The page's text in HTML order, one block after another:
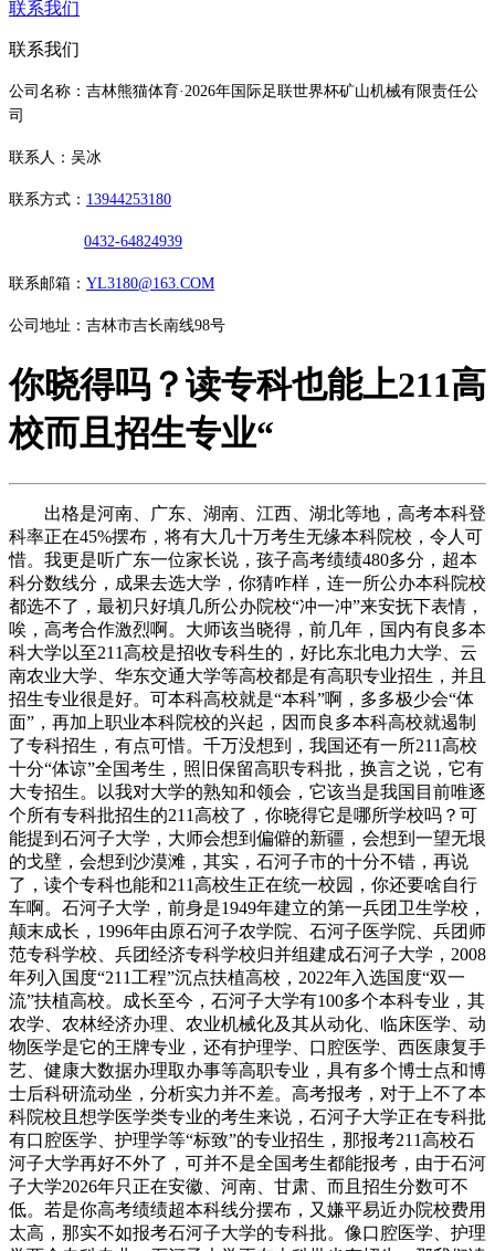
联系我们
联系我们
公司名称：吉林熊猫体育·2026年国际足联世界杯矿山机械有限责任公
司
联系人：吴冰
联系方式： 13944253180
0432-64824939
联系邮箱： YL3180@163.COM
公司地址：吉林市吉长南线98号
你晓得吗？读专科也能上211高
校而且招生专业“
出格是河南、广东、湖南、江西、湖北等地，高考本科登
科率正在45%摆布，将有大几十万考生无缘本科院校，令人可
惜。我更是听广东一位家长说，孩子高考绩绩480多分，超本
科分数线分，成果去选大学，你猜咋样，连一所公办本科院校
都选不了，最初只好填几所公办院校“冲一冲”来安抚下表情，
唉，高考合作激烈啊。大师该当晓得，前几年，国内有良多本
科大学以至211高校是招收专科生的，好比东北电力大学、云
南农业大学、华东交通大学等高校都是有高职专业招生，并且
招生专业很是好。可本科高校就是“本科”啊，多多极少会“体
面”，再加上职业本科院校的兴起，因而良多本科高校就遏制
了专科招生，有点可惜。千万没想到，我国还有一所211高校
十分“体谅”全国考生，照旧保留高职专科批，换言之说，它有
大专招生。以我对大学的熟知和领会，它该当是我国目前唯逐
个所有专科批招生的211高校了，你晓得它是哪所学校吗？可
能提到石河子大学，大师会想到偏僻的新疆，会想到一望无垠
的戈壁，会想到沙漠滩，其实，石河子市的十分不错，再说
了，读个专科也能和211高校生正在统一校园，你还要啥自行
车啊。石河子大学，前身是1949年建立的第一兵团卫生学校，
颠末成长，1996年由原石河子农学院、石河子医学院、兵团师
范专科学校、兵团经济专科学校归并组建成石河子大学，2008
年列入国度“211工程”沉点扶植高校，2022年入选国度“双一
流”扶植高校。成长至今，石河子大学有100多个本科专业，其
农学、农林经济办理、农业机械化及其从动化、临床医学、动
物医学是它的王牌专业，还有护理学、口腔医学、西医康复手
艺、健康大数据办理取办事等高职专业，具有多个博士点和博
士后科研流动坐，分析实力并不差。高考报考，对于上不了本
科院校且想学医学类专业的考生来说，石河子大学正在专科批
有口腔医学、护理学等“标致”的专业招生，那报考211高校石
河子大学再好不外了，可并不是全国考生都能报考，由于石河
子大学2026年只正在安徽、河南、甘肃、而且招生分数可不
低。若是你高考绩绩超本科线分摆布，又嫌平易近办院校费用
太高，那实不如报考石河子大学的专科批。像口腔医学、护理